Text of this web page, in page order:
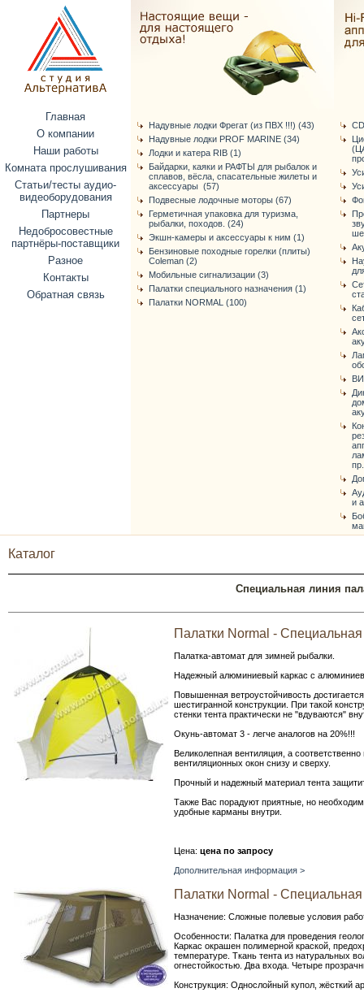
Главная
О компании
Наши работы
Комната прослушивания
Статьи/тесты аудио-
видеоборудования
Партнеры
Недобросовестные
партнёры-поставщики
Разное
Контакты
Обратная связь
Надувные лодки Фрегат (из ПВХ !!!) (43)
Надувные лодки PROF MARINE (34)
Лодки и катера RIB (1)
Байдарки, каяки и РАФТЫ для рыбалок и
сплавов, вёсла, спасательные жилеты и
аксессуары (57)
Подвесные лодочные моторы (67)
Герметичная упаковка для туризма,
рыбалки, походов. (24)
Экшн-камеры и аксессуары к ним (1)
Бензиновые походные горелки (плиты)
Coleman (2)
Мобильные сигнализации (3)
Палатки специального назначения (1)
Палатки NORMAL (100)
и
Каталог
Специальная линия
Палатки Normal -
Палатка-автомат для зимней рыбалки.
Надежный алюминиевый каркас с
Повышенная ветроустойчивость
шестигранной конструкции. При такой
стенки тента практически не "вдуваются"
Окунь-автомат 3 - легче аналогов на 20%!!!
Великолепная вентиляция, а
вентиляционных окон снизу и сверху.
Прочный и надежный материал тента
Также Вас порадуют приятные, но
удобные карманы внутри.
Цена: цена по запросу
Дополнительная информация >
Палатки Normal -
Назначение: Сложные полевые условия
Особенности: Палатка для проведения
Каркас окрашен полимерной краской,
температуре. Ткань тента из натуральных
огнестойкостью. Два входа. Четыре
Конструкция: Однослойный купол, жёсткий